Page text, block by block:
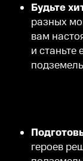
Будьте
разных
вам
и
героев